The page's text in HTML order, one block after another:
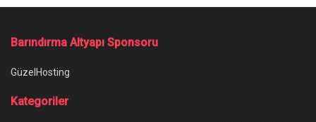
Barındırma Altyapı Sponsoru
GüzelHosting
Kategoriler